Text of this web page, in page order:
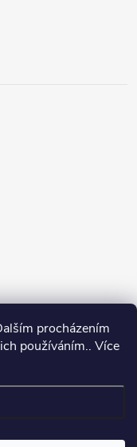
procházením
používáním.. Více